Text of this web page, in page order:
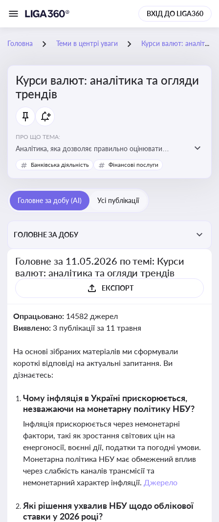
ВХІД ДО LIGA360
Головна Теми в центрі уваги Курси валют: аналітика та огляди трендів
Курси валют: аналітика та огляди
трендів
ПРО ЩО ТЕМА:
Аналітика, яка дозволяє правильно оцінювати
фінансові ризики та планувати витрати. Зміни в
курсах валют можуть вплинути на собівартість
Банківська діяльність Фінансові послуги
Головне за добу (AI) Усі публікації
ГОЛОВНЕ ЗА ДОБУ
Головне за 11.05.2026 по темі: Курси
валют: аналітика та огляди трендів
ЕКСПОРТ
Опрацьовано: 14582 джерел
Виявлено: 3 публікації за 11 травня
На основі зібраних матеріалів ми сформували
короткі відповіді на актуальні запитання. Ви
дізнаєтесь:
Чому інфляція в Україні прискорюється,
незважаючи на монетарну політику НБУ?
Інфляція прискорюється через немонетарні
фактори, такі як зростання світових цін на
енергоносії, воєнні дії, податки та погодні умови.
Монетарна політика НБУ має обмежений вплив
через слабкість каналів трансмісії та
немонетарний характер інфляції. Джерело
Які рішення ухвалив НБУ щодо облікової
ставки у 2026 році?